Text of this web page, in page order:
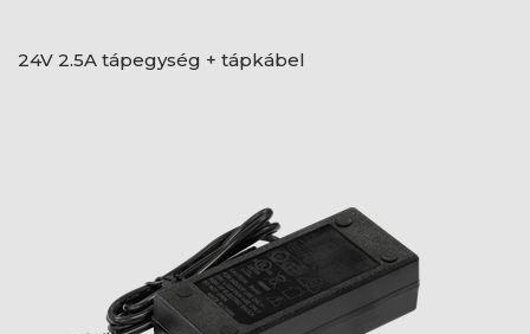
24V 2.5A tápegység + tápkábel